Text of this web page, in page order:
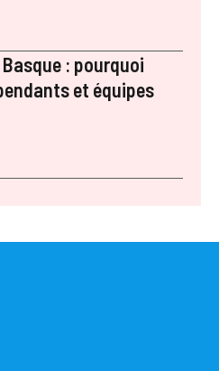
: pourquoi
et équipes